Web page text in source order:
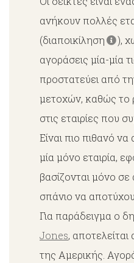
ανήκουν πολλές
(διαποικίληση
),
αγοράσεις μία-μία
προστατεύει από
μετοχών, καθώς το
στις εταιρίες που
Είναι πιο πιθανό
μία μόνο εταιρία,
βασίζονται μόνο σε
σπάνιο να
Για παράδειγμα ο
Jones,
της Αμερικής.